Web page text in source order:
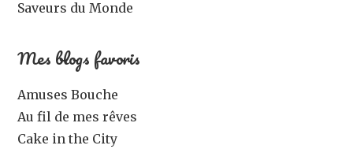
Saveurs du Monde
Mes blogs favoris
Amuses Bouche
Au fil de mes rêves
Cake in the City